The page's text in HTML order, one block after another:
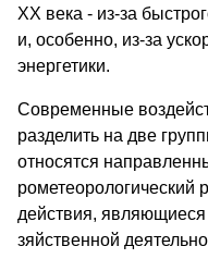
ХХ века - из-за
и, особенно, из-за
энергетики.
Современные
разделить на две
относятся
рометеорологический
действия,
зяйственной